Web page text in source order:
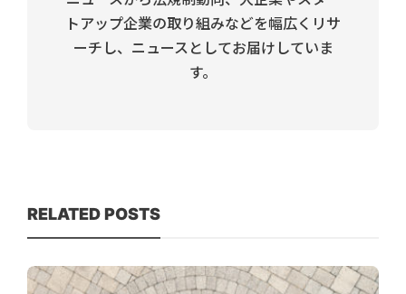
トアップ企業の取り組みなどを幅広くリサ
ーチし、ニュースとしてお届けしていま
す。
RELATED POSTS